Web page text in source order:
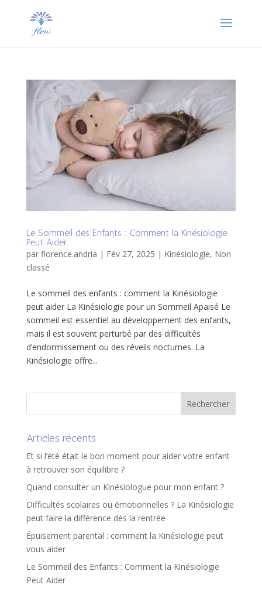
Le Sommeil des Enfants : Comment la Kinésiologie
Peut Aider
par florence.andria | Fév 27, 2025 | Kinésiologie, Non
classé
Le sommeil des enfants : comment la Kinésiologie
peut aider La Kinésiologie pour un Sommeil Apaisé Le
sommeil est essentiel au développement des enfants,
mais il est souvent perturbé par des difficultés
d’endormissement ou des réveils nocturnes. La
Kinésiologie offre...
Articles récents
Et si l’été était le bon moment pour aider votre enfant
à retrouver son équilibre ?
Quand consulter un Kinésiologue pour mon enfant ?
Difficultés scolaires ou émotionnelles ? La Kinésiologie
peut faire la différence dès la rentrée
Épuisement parental : comment la Kinésiologie peut
vous aider
Le Sommeil des Enfants : Comment la Kinésiologie
Peut Aider